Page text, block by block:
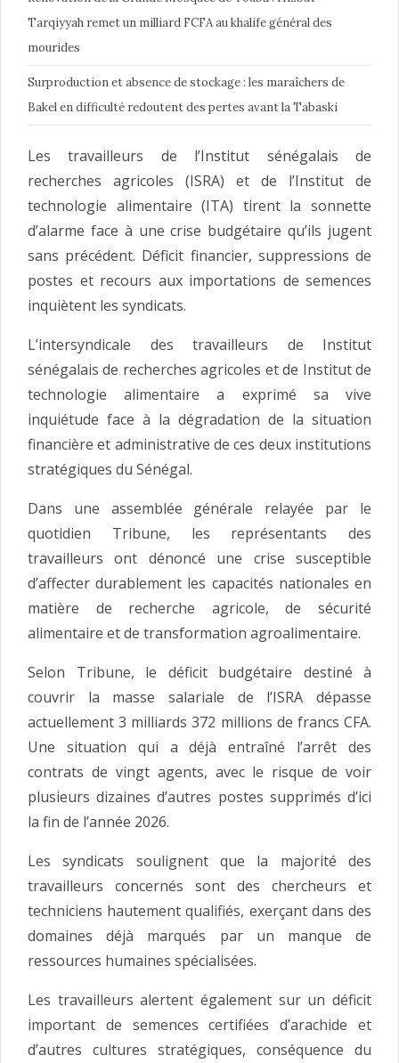
Tarqiyyah remet un milliard FCFA au khalife général des
mourides
Surproduction et absence de stockage : les maraîchers de
Bakel en difficulté redoutent des pertes avant la Tabaski
Les travailleurs de l’Institut sénégalais de
recherches agricoles (ISRA) et de l’Institut de
technologie alimentaire (ITA) tirent la sonnette
d’alarme face à une crise budgétaire qu’ils jugent
sans précédent. Déficit financier, suppressions de
postes et recours aux importations de semences
inquiètent les syndicats.
L’intersyndicale des travailleurs de Institut
sénégalais de recherches agricoles et de Institut de
technologie alimentaire a exprimé sa vive
inquiétude face à la dégradation de la situation
financière et administrative de ces deux institutions
stratégiques du Sénégal.
Dans une assemblée générale relayée par le
quotidien Tribune, les représentants des
travailleurs ont dénoncé une crise susceptible
d’affecter durablement les capacités nationales en
matière de recherche agricole, de sécurité
alimentaire et de transformation agroalimentaire.
Selon Tribune, le déficit budgétaire destiné à
couvrir la masse salariale de l’ISRA dépasse
actuellement 3 milliards 372 millions de francs CFA.
Une situation qui a déjà entraîné l’arrêt des
contrats de vingt agents, avec le risque de voir
plusieurs dizaines d’autres postes supprimés d’ici
la fin de l’année 2026.
Les syndicats soulignent que la majorité des
travailleurs concernés sont des chercheurs et
techniciens hautement qualifiés, exerçant dans des
domaines déjà marqués par un manque de
ressources humaines spécialisées.
Les travailleurs alertent également sur un déficit
important de semences certifiées d’arachide et
d’autres cultures stratégiques, conséquence du